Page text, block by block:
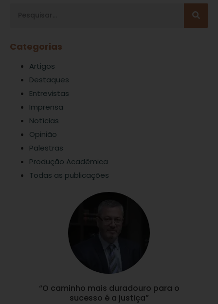
Categorias
Artigos
Destaques
Entrevistas
Imprensa
Notícias
Opinião
Palestras
Produção Acadêmica
Todas as publicações
“O caminho mais duradouro para o
sucesso é a justiça”